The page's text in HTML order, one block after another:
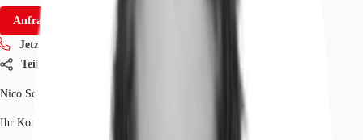
Anfrage senden
Jetzt anrufen
Teilen
Nico Schill
Ihr Kontakt